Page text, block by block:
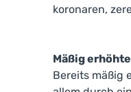
koronaren,
Mäßig
Bereits mäßig